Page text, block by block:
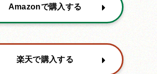
Amazonで購入する
楽天で購入する